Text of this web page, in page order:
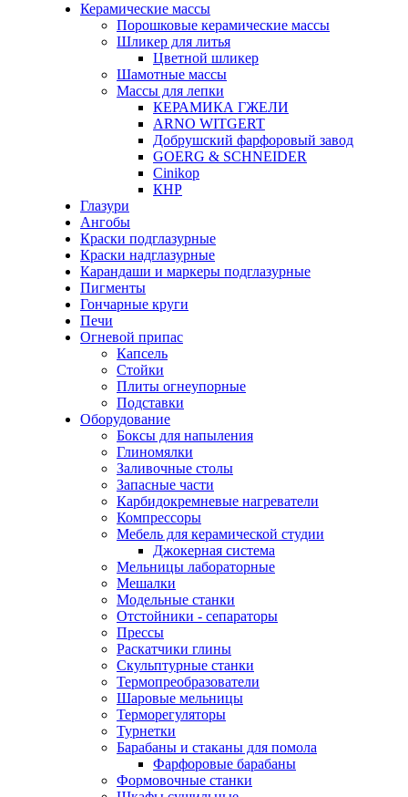
Керамические массы
Порошковые керамические массы
Шликер для литья
Цветной шликер
Шамотные массы
Массы для лепки
КЕРАМИКА ГЖЕЛИ
ARNO WITGERT
Добрушский фарфоровый завод
GOERG & SCHNEIDER
Cinikop
КНР
Глазури
Ангобы
Краски подглазурные
Краски надглазурные
Карандаши и маркеры подглазурные
Пигменты
Гончарные круги
Печи
Огневой припас
Капсель
Стойки
Плиты огнеупорные
Подставки
Оборудование
Боксы для напыления
Глиномялки
Заливочные столы
Запасные части
Карбидокремневые нагреватели
Компрессоры
Мебель для керамической студии
Джокерная система
Мельницы лабораторные
Мешалки
Модельные станки
Отстойники - сепараторы
Прессы
Раскатчики глины
Скульптурные станки
Термопреобразователи
Шаровые мельницы
Терморегуляторы
Турнетки
Барабаны и стаканы для помола
Фарфоровые барабаны
Формовочные станки